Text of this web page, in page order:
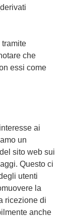
che
essi come
ai
un
sito web sui
Questo ci
utenti
la
ricezione di
anche